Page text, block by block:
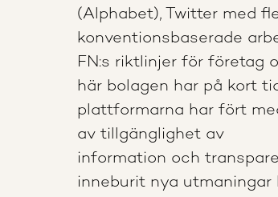
(Alphabet), Twitter med
konventionsbaserade
FN:s riktlinjer för företag
här bolagen har på kort
plattformarna har fört
av tillgänglighet av
information och
inneburit nya utmaningar